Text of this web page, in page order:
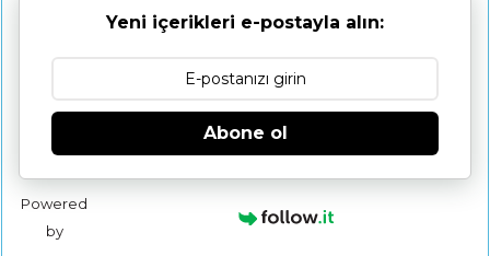
Yeni içerikleri e-postayla alın:
Abone ol
Powered
by